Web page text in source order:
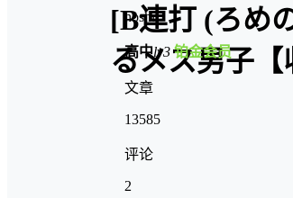
[B連打 (ろめ
るメス男子【
hoshi
高中lv3 铂金会员
文章
13585
评论
2